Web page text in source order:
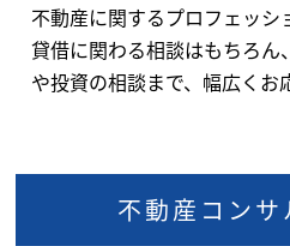
不動産に関するプロフェッシ
貸借に関わる相談はもちろん、
や投資の相談まで、幅広くお
不動産コンサ